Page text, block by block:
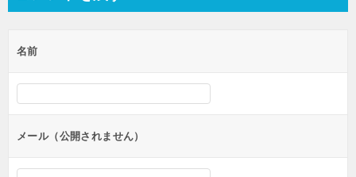
ビ
ー
シ
ン
名前
メール（公開されません）